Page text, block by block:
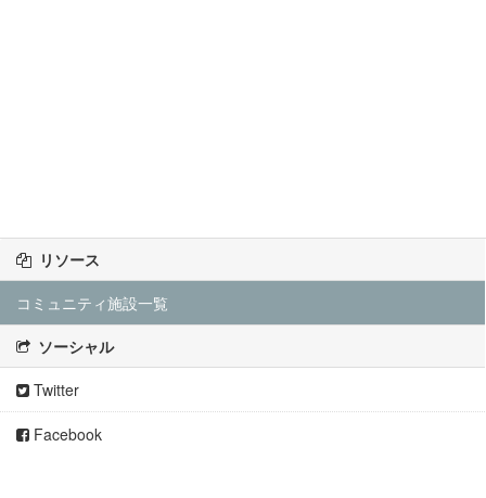
リソース
コミュニティ施設一覧
ソーシャル
Twitter
Facebook